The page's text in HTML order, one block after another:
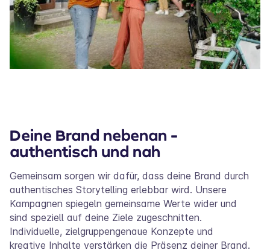
Deine Brand nebenan -
authentisch und nah
Gemeinsam sorgen wir dafür, dass deine Brand durch
authentisches Storytelling erlebbar wird. Unsere
Kampagnen spiegeln gemeinsame Werte wider und
sind speziell auf deine Ziele zugeschnitten.
Individuelle, zielgruppengenaue Konzepte und
kreative Inhalte verstärken die Präsenz deiner Brand.